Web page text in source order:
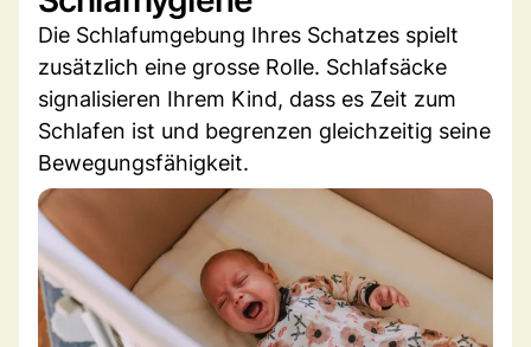
Die Schlafumgebung Ihres Schatzes spielt
zusätzlich eine grosse Rolle. Schlafsäcke
signalisieren Ihrem Kind, dass es Zeit zum
Schlafen ist und begrenzen gleichzeitig seine
Bewegungsfähigkeit.